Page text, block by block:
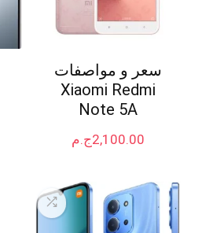
سعر و مواصفات
Xiaomi Redmi
Note 5A
ج.م2,100.00